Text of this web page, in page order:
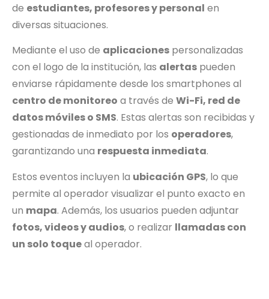
de estudiantes, profesores y personal en
diversas situaciones.
Mediante el uso de aplicaciones personalizadas
con el logo de la institución, las alertas pueden
enviarse rápidamente desde los smartphones al
centro de monitoreo a través de Wi-Fi, red de
datos móviles o SMS. Estas alertas son recibidas y
gestionadas de inmediato por los operadores,
garantizando una respuesta inmediata.
Estos eventos incluyen la ubicación GPS, lo que
permite al operador visualizar el punto exacto en
un mapa. Además, los usuarios pueden adjuntar
fotos, videos y audios, o realizar llamadas con
un solo toqueal operador.